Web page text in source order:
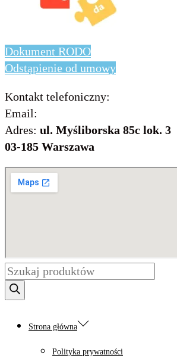
Dokument RODO
Odstąpienie od umowy
Kontakt telefoniczny:
Email:
Adres: ul. Myśliborska 85c lok. 3
03-185 Warszawa
Wyszukiwarka
produktów
Strona główna
Polityka prywatności